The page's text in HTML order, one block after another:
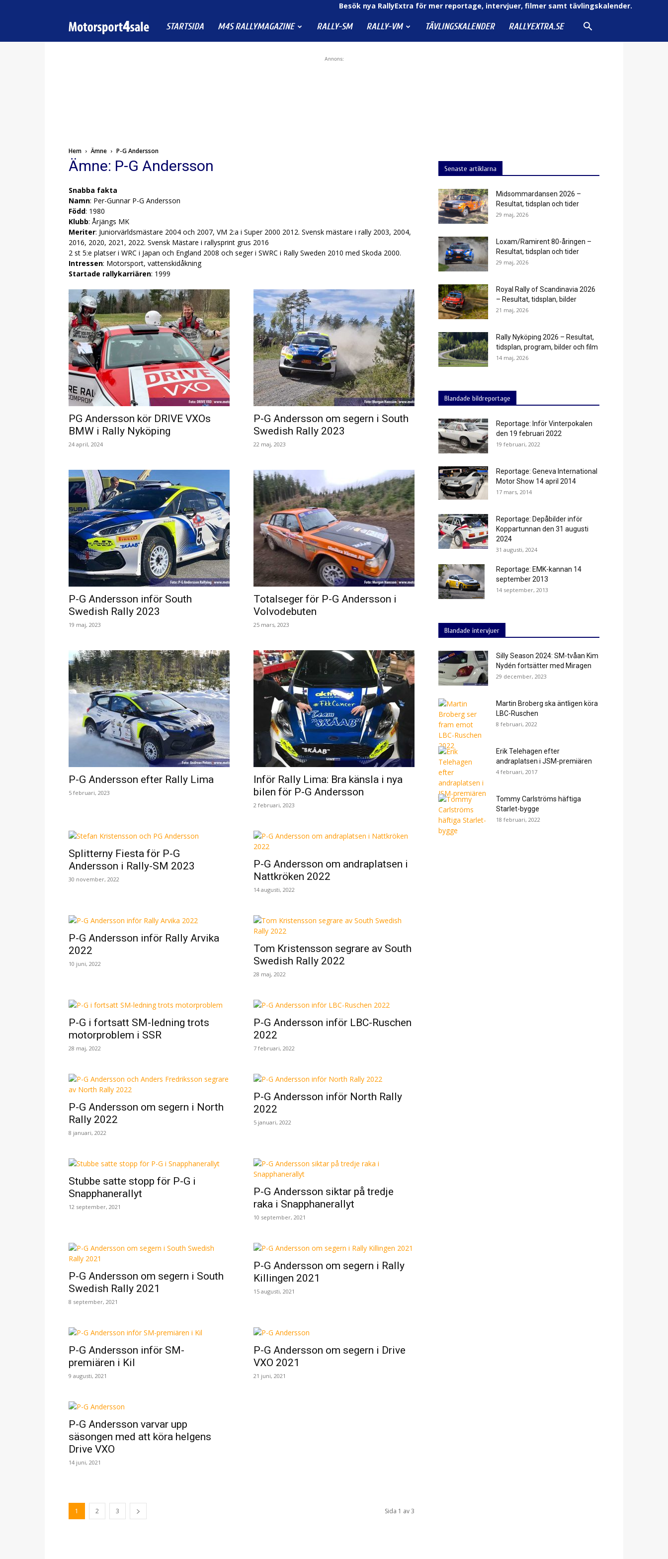
Besök nya RallyExtra för mer reportage, intervjuer, filmer samt tävlingskalender.
Motorsport4sale
STARTSIDA M4S RALLYMAGAZINE RALLY-SM RALLY-VM TÄVLINGSKALENDER RALLYEXTRA.SE
Annons:
Hem Ämne P-G Andersson
Ämne: P-G Andersson
Snabba fakta
Namn: Per-Gunnar P-G Andersson
Född: 1980
Klubb: Årjängs MK
Meriter: Juniorvärldsmästare 2004 och 2007, VM 2:a i Super 2000 2012. Svensk mästare i rally 2003, 2004,
2016, 2020, 2021, 2022. Svensk Mästare i rallysprint grus 2016
2 st 5:e platser i WRC i Japan och England 2008 och seger i SWRC i Rally Sweden 2010 med Skoda 2000.
Intressen: Motorsport, vattenskidåkning
Startade rallykarriären: 1999
PG Andersson kör DRIVE VXOs
BMW i Rally Nyköping
24 april, 2024
P-G Andersson om segern i South
Swedish Rally 2023
22 maj, 2023
P-G Andersson inför South
Swedish Rally 2023
19 maj, 2023
Totalseger för P-G Andersson i
Volvodebuten
25 mars, 2023
P-G Andersson efter Rally Lima
5 februari, 2023
Inför Rally Lima: Bra känsla i nya
bilen för P-G Andersson
2 februari, 2023
Splitterny Fiesta för P-G
Andersson i Rally-SM 2023
30 november, 2022
P-G Andersson om andraplatsen i
Nattkröken 2022
14 augusti, 2022
P-G Andersson inför Rally Arvika
2022
10 juni, 2022
Tom Kristensson segrare av South
Swedish Rally 2022
28 maj, 2022
P-G i fortsatt SM-ledning trots
motorproblem i SSR
28 maj, 2022
P-G Andersson inför LBC-Ruschen
2022
7 februari, 2022
P-G Andersson om segern i North
Rally 2022
8 januari, 2022
P-G Andersson inför North Rally
2022
5 januari, 2022
Stubbe satte stopp för P-G i
Snapphanerallyt
12 september, 2021
P-G Andersson siktar på tredje
raka i Snapphanerallyt
10 september, 2021
P-G Andersson om segern i South
Swedish Rally 2021
8 september, 2021
P-G Andersson om segern i Rally
Killingen 2021
15 augusti, 2021
P-G Andersson inför SM-
premiären i Kil
9 augusti, 2021
P-G Andersson om segern i Drive
VXO 2021
21 juni, 2021
P-G Andersson varvar upp
säsongen med att köra helgens
Drive VXO
14 juni, 2021
1 2 3 Sida 1 av 3
Senaste artiklarna
Midsommardansen 2026 –
Resultat, tidsplan och tider
29 maj, 2026
Loxam/Ramirent 80-åringen –
Resultat, tidsplan och tider
29 maj, 2026
Royal Rally of Scandinavia 2026
– Resultat, tidsplan, bilder
21 maj, 2026
Rally Nyköping 2026 – Resultat,
tidsplan, program, bilder och film
14 maj, 2026
Blandade bildreportage
Reportage: Inför Vinterpokalen
den 19 februari 2022
19 februari, 2022
Reportage: Geneva International
Motor Show 14 april 2014
17 mars, 2014
Reportage: Depåbilder inför
Koppartunnan den 31 augusti
2024
31 augusti, 2024
Reportage: EMK-kannan 14
september 2013
14 september, 2013
Blandade intervjuer
Silly Season 2024: SM-tvåan Kim
Nydén fortsätter med Miragen
29 december, 2023
Martin Broberg ska äntligen köra
LBC-Ruschen
8 februari, 2022
Erik Telehagen efter
andraplatsen i JSM-premiären
4 februari, 2017
Tommy Carlströms häftiga
Starlet-bygge
18 februari, 2022